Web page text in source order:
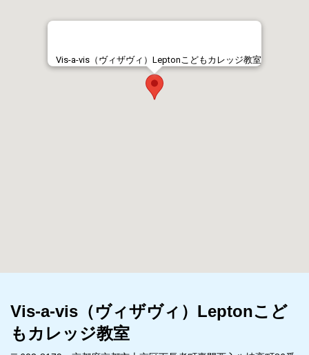
Vis-a-vis（ヴィザヴィ）Leptonこどもカレッジ教室
Vis-a-vis（ヴィザヴィ）Leptonこど
もカレッジ教室